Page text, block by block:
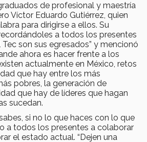
de profesional y maestría
Víctor Eduardo Gutiérrez, quien
para dirigirse a ellos. Su
a todos los presentes
son sus egresados” y mencionó
ahora es hacer frente a los
actualmente en México, retos
que hay entre los más
pobres, la generación de
que hay de líderes que hagan
sucedan.
si no lo que haces con lo que
a todos los presentes a colaborar
el estado actual. “Dejen una